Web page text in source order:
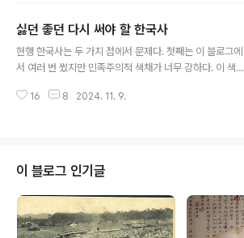
가 많아 "농민혁명"으로 간단히 이야기 할 수 있는 그런 것
이 아니라는 말이다. 동학농민혁명은 농민 반란의 성격과
함께 일본으로 치자면 하급 무사에 의한 메이지유신의 성
민전쟁 혹은 농민혁명으로 불러 버리고 끝나는 것은 잘못
싫던 좋던 다시 써야 할 한국사
현행 한국사는 두 가지 점에서 문제다. 첫째는 이 블로그에
서 여러 번 썼지만 민족주의적 색채가 너무 강하다. 이 색채
라고 필자는 본다. 역사 기술이건 뭐건 기본적으로 책이 갖
야 한다. 한국사를 교육받은 우리 후세들이 나라 밖에서 만
난 사람들과 기껏 나누는 이야기가 금속활자를 아십니까?
팔만대장경을 아십니까? 같은 이야기만 머리 속에 심어놔
서 되겠는가? 우리 후세들은 한국 밖에서 활동하고 살아가
며 외국인들은 무수히 만나며 살아 간다고 생각해야 한다.
16 8 2024. 11. 9.
이 블로그 인기글